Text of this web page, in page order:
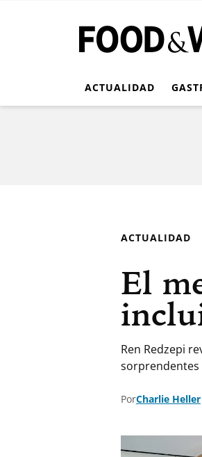
ACTUALIDAD
ACTUALIDAD
El
Ren Redzepi
sorprendentes
PorCharlie Heller